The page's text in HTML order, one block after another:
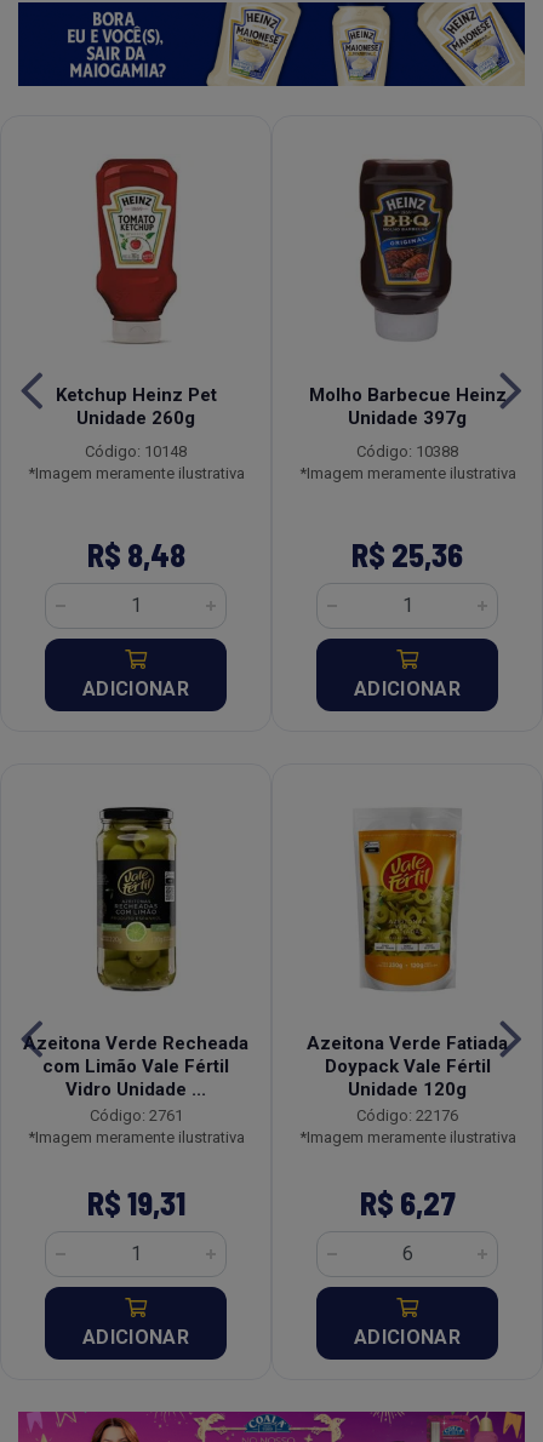
Ketchup Heinz Pet
Unidade 260g
Código: 10148
*Imagem meramente ilustrativa
R$ 8,48
ADICIONAR
Molho Barbecue Heinz
Unidade 397g
Código: 10388
*Imagem meramente ilustrativa
R$ 25,36
ADICIONAR
Azeitona Verde Recheada
com Limão Vale Fértil
Vidro Unidade ...
Código: 2761
*Imagem meramente ilustrativa
R$ 19,31
ADICIONAR
Azeitona Verde Fatiada
Doypack Vale Fértil
Unidade 120g
Código: 22176
*Imagem meramente ilustrativa
R$ 6,27
ADICIONAR